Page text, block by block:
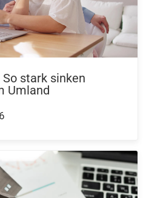
stark sinken
Umland